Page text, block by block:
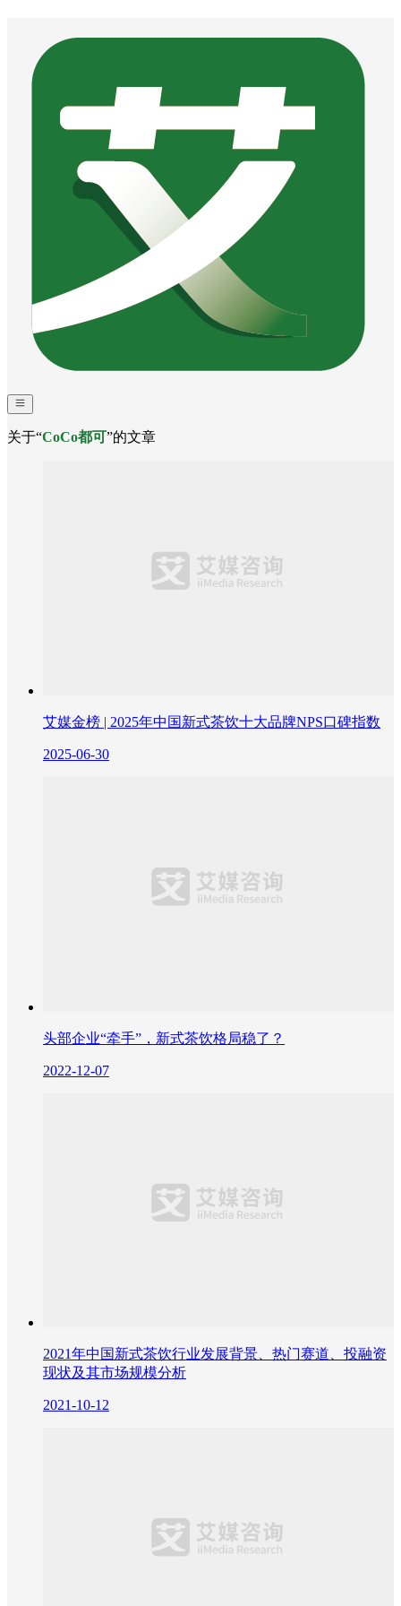
关于“CoCo都可”的文章
艾媒金榜 | 2025年中国新式茶饮十大品牌NPS口碑指数
2025-06-30
头部企业“牵手”，新式茶饮格局稳了？
2022-12-07
2021年中国新式茶饮行业发展背景、热门赛道、投融资
现状及其市场规模分析
2021-10-12